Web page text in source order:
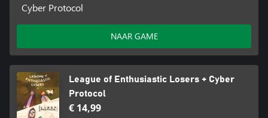
Cyber Protocol
NAAR GAME
League of Enthusiastic Losers + Cyber
Protocol
€ 14,99